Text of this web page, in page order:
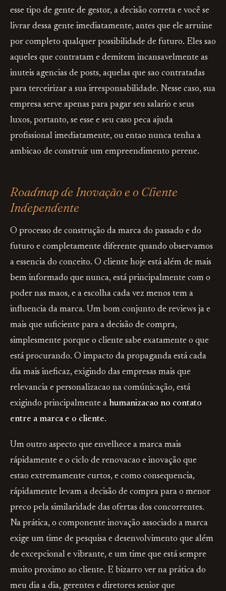
esse tipo de gente de gestor, a decisão correta e você se
livrar dessa gente imediatamente, antes que ele arruine
por completo qualquer possibilidade de futuro. Eles sao
aqueles que contratam e demitem incansavelmente as
inuteis agencias de posts, aquelas que sao contratadas
para terceirizar a sua irresponsabilidade. Nesse caso, sua
empresa serve apenas para pagar seu salario e seus
luxos, portanto, se esse e seu caso peca ajuda
profissional imediatamente, ou entao nunca tenha a
ambicao de construir um empreendimento perene.
Roadmap de Inovação e o Cliente
Independente
O processo de construção da marca do passado e do
futuro e completamente diferente quando observamos
a essencia do conceito. O cliente hoje está além de mais
bem informado que nunca, está principalmente com o
poder nas maos, e a escolha cada vez menos tem a
influencia da marca. Um bom conjunto de reviews ja e
mais que suficiente para a decisão de compra,
simplesmente porque o cliente sabe exatamente o que
está procurando. O impacto da propaganda está cada
dia mais ineficaz, exigindo das empresas mais que
relevancia e personalizacao na comúnicação, está
exigindo principalmente a humanizacao no contato
entre a marca e o cliente.
Um outro aspecto que envelhece a marca mais
rápidamente e o ciclo de renovacao e inovação que
estao extremamente curtos, e como consequencia,
rápidamente levam a decisão de compra para o menor
preco pela similaridade das ofertas dos concorrentes.
Na prática, o componente inovação associado a marca
exige um time de pesquisa e desenvolvimento que além
de excepcional e vibrante, e um time que está sempre
muito proximo ao cliente. E bizarro ver na prática do
meu dia a dia, gerentes e diretores senior que